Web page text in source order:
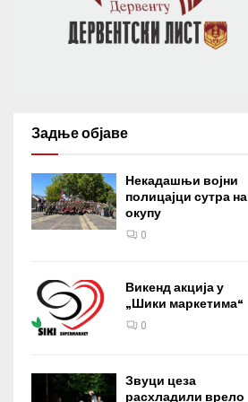
Задње објаве
Некадашњи војни
полицајци сутра на
окупу
0
Викенд акција у
„Шики маркетима“
0
Звуци цеза
расхладили врело